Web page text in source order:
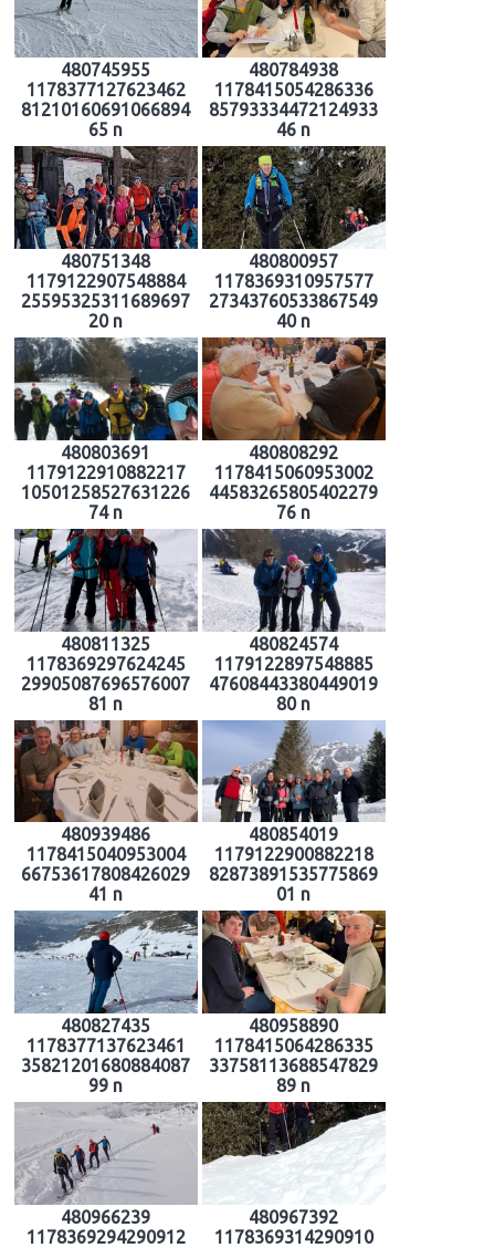
480745955
1178377127623462
81210160691066894
65 n
480784938
1178415054286336
85793334472124933
46 n
480751348
1179122907548884
25595325311689697
20 n
480800957
1178369310957577
27343760533867549
40 n
480803691
1179122910882217
10501258527631226
74 n
480808292
1178415060953002
44583265805402279
76 n
480811325
1178369297624245
29905087696576007
81 n
480824574
1179122897548885
47608443380449019
80 n
480939486
1178415040953004
66753617808426029
41 n
480854019
1179122900882218
82873891535775869
01 n
480827435
1178377137623461
35821201680884087
99 n
480958890
1178415064286335
33758113688547829
89 n
480966239
1178369294290912
480967392
1178369314290910